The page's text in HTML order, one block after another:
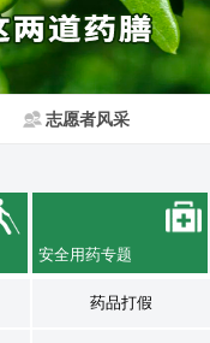
志愿者风采
安全用药专题
药品打假